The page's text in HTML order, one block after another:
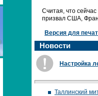
Считая, что
призвал США,
Версия для
Новости
Настройка
Таллинский